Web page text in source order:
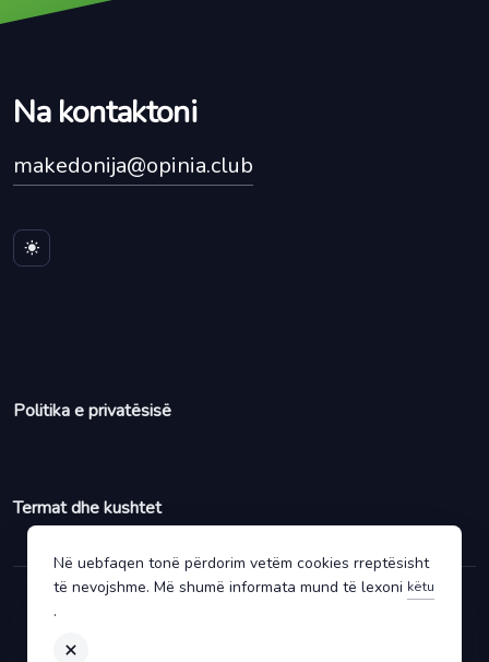
Në uebfaqen tonë përdorim vetëm cookies rreptësisht
të nevojshme. Më shumë informata mund të lexoni këtu
.
Na kontaktoni
makedonija@opinia.club
Politika e privatësisë
Termat dhe kushtet